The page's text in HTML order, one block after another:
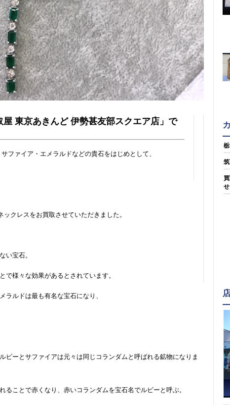
東京あきんど 伊勢甚友部スクエア店」で
ファイア・エメラルドなどの貴石をはじめとして、
クレスをお買取させていただきました。
い宝石。
で様々な効果があるとされています。
ラルドは最も有名な宝石になり、
ビーとサファイアは元々は同じコランダムと呼ばれる鉱物になりま
ることで赤くなり、赤いコランダムを宝石名でルビーと呼ぶ。
せ